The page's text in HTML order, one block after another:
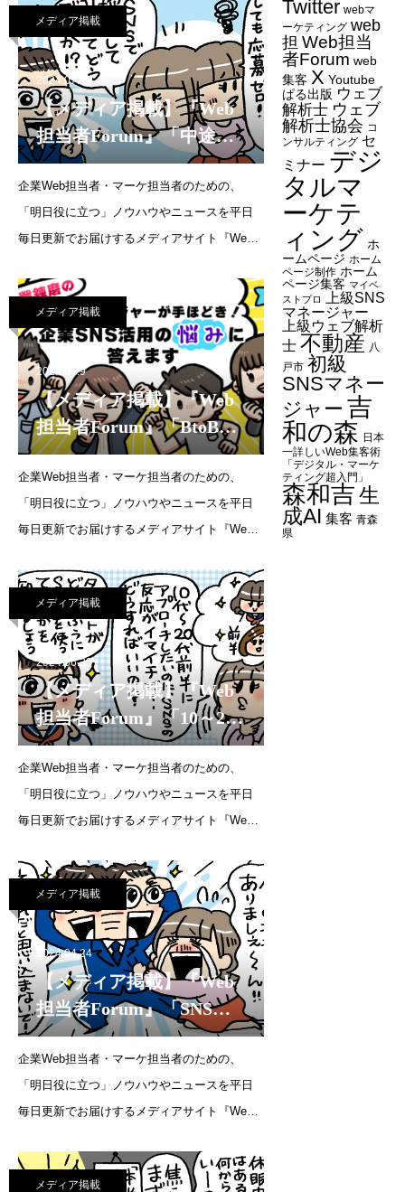
画で会社の宣伝をしたいです。これから始め
るにはTikTokと
メディア掲載
2024.07.19
【メディア掲載】『Web
担当者Forum』「中途採
用をしたいのですが、思
うようにいきません。
SNSで採用はできます
か？」（2024年7月19日）
企業Web担当者・マーケ担当者のための、
「明日役に立つ」ノウハウやニュースを平日
毎日更新でお届けするメディアサイト『Web
れました。連載企画：SNS運用の質問教室中
途採用をしたいのですが、思うようにいきま
せん。SNSで採用は
メディア掲載
2024.07.9
【メディア掲載】『Web
担当者Forum』「BtoBビ
ジネスをしている方には
「Facebook広告を活用し
たアプローチ」が有
効！」（2024年7月9日）
企業Web担当者・マーケ担当者のための、
「明日役に立つ」ノウハウやニュースを平日
毎日更新でお届けするメディアサイト『Web
担当者Forum』ではSNSマネージャー養成講
座の講師陣「チーフSNSマネージャー」のメ
ンバーが、それぞれの
メディア掲載
2024.06.20
【メディア掲載】『Web
担当者Forum』「10～20
代前半にアプローチした
いのに、SNSでの反応が
イマイチ。どうすればい
いですか？」（2024年6月
企業Web担当者・マーケ担当者のための、
「明日役に立つ」ノウハウやニュースを平日
毎日更新でお届けするメディアサイト『Web
れました。連載企画：SNS運用の質問教室10
～20代前半にアプローチしたいのに、SNSで
の反応がイマイ
メディア掲載
2024.04.24
【メディア掲載】『Web
担当者Forum』「SNSの
投稿ネタ、もうありませ
ん。ネタ切れを起こさな
いためには、どうすれば
いいですか？」（2024年4
企業Web担当者・マーケ担当者のための、
「明日役に立つ」ノウハウやニュースを平日
毎日更新でお届けするメディアサイト『Web
れました。連載企画：SNS運用の質問教室
メディア掲載
Twitter webマ
ーケティング web
担 Web担当
者Forum web
集客 X Youtube
ぱる出版 ウェブ
解析士 ウェブ
解析士協会 コ
ンサルティング セ
ミナー デジ
タルマ
ーケテ
ィング ホ
ームページ ホーム
ページ制作 ホーム
ページ集客 マイベ
ストプロ
上級SNS
マネージャー
上級ウェブ解析
士 不動産 八
戸市 初級
SNSマネー
ジャー 吉
和の森 日本
一詳しいWeb集客術
「デジタル・マーケ
ティング超入門」
森和吉生
成AI 集客 青森
県